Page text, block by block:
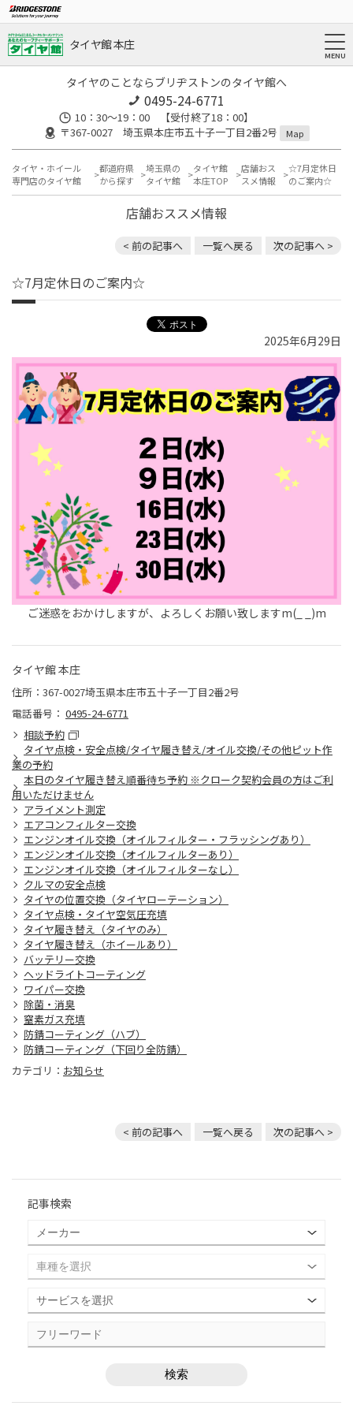
タイヤ館 本庄
タイヤのことならブリヂストンのタイヤ館へ
0495-24-6771
10：30～19：00 【受付終了18：00】
〒367-0027 埼玉県本庄市五十子一丁目2番2号
Map
タイヤ・ホイール
専門店のタイヤ館
都道府県
から探す
埼玉県の
タイヤ館
タイヤ館
本庄TOP
店舗おス
スメ情報
☆7月定休日
のご案内☆
店舗おススメ情報
< 前の記事へ 一覧へ戻る 次の記事へ >
☆7月定休日のご案内☆
2025年6月29日
ご迷惑をおかけしますが、よろしくお願い致しますm(_ _)m
タイヤ館 本庄
住所：367-0027埼玉県本庄市五十子一丁目2番2号
電話番号： 0495-24-6771
相談予約
タイヤ点検・安全点検/タイヤ履き替え/オイル交換/その他ピット作
業の予約
本日のタイヤ履き替え順番待ち予約 ※クローク契約会員の方はご利
用いただけません
アライメント測定
エアコンフィルター交換
エンジンオイル交換（オイルフィルター・フラッシングあり）
エンジンオイル交換（オイルフィルターあり）
エンジンオイル交換（オイルフィルターなし）
クルマの安全点検
タイヤの位置交換（タイヤローテーション）
タイヤ点検・タイヤ空気圧充填
タイヤ履き替え（タイヤのみ）
タイヤ履き替え（ホイールあり）
バッテリー交換
ヘッドライトコーティング
ワイパー交換
除菌・消臭
窒素ガス充填
防錆コーティング（ハブ）
防錆コーティング（下回り全防錆）
カテゴリ： お知らせ
< 前の記事へ 一覧へ戻る 次の記事へ >
記事検索